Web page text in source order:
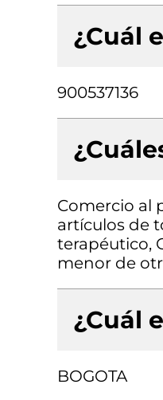
¿Cuál
900537136
Comercio al
artículos de
terapéutico,
menor de
¿Cuál
BOGOTA